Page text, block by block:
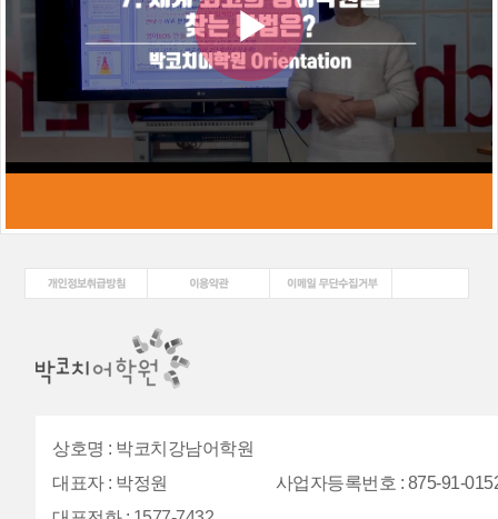
시
작
박
코
치
상호명 : 박코치강남어학원
대표자: 박정원 사업자등록번호 : 875-91-